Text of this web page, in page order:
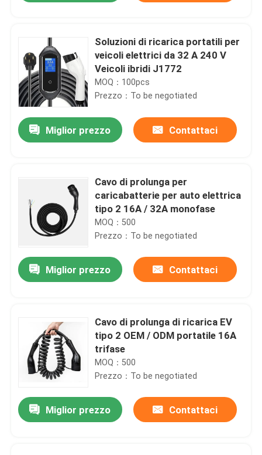
Soluzioni di ricarica portatili per
veicoli elettrici da 32 A 240 V
Veicoli ibridi J1772
MOQ：100pcs
Prezzo：To be negotiated
Miglior prezzo Contattaci
Cavo di prolunga per
caricabatterie per auto elettrica
tipo 2 16A / 32A monofase
MOQ：500
Prezzo：To be negotiated
Miglior prezzo Contattaci
Cavo di prolunga di ricarica EV
tipo 2 OEM / ODM portatile 16A
trifase
MOQ：500
Prezzo：To be negotiated
Miglior prezzo Contattaci